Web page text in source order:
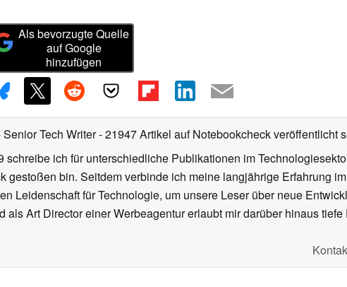
Als bevorzugte Quelle
auf Google
hinzufügen
Senior Tech Writer- 21947 Artikel auf Notebookcheck veröffentlicht
schreibe ich für unterschiedliche Publikationen im
gestoßen bin. Seitdem verbinde ich meine langjährige Erfahrung
Leidenschaft für Technologie, um unsere Leser über neue
als Art Director einer Werbeagentur erlaubt mir darüber hinaus